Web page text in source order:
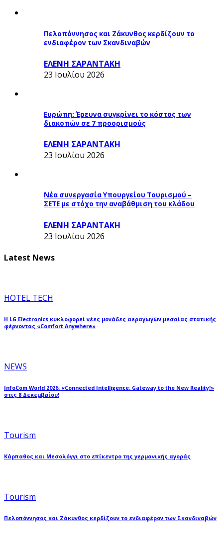
Πελοπόννησος και Ζάκυνθος κερδίζουν το
ενδιαφέρον των Σκανδιναβών
ΕΛΕΝΗ ΣΑΡΑΝΤΑΚΗ
23 Ιουλίου 2026
Ευρώπη: Έρευνα συγκρίνει το κόστος των
διακοπών σε 7 προορισμούς
ΕΛΕΝΗ ΣΑΡΑΝΤΑΚΗ
23 Ιουλίου 2026
Νέα συνεργασία Υπουργείου Τουρισμού –
ΣΕΤΕ με στόχο την αναβάθμιση του κλάδου
ΕΛΕΝΗ ΣΑΡΑΝΤΑΚΗ
23 Ιουλίου 2026
Latest News
HOTEL TECH
Η LG Electronics κυκλοφορεί νέες μονάδες αεραγωγών μεσαίας στατικής
φέρνοντας «Comfort Anywhere»
NEWS
InfoCom World 2026: «Connected Intelligence: Gateway to the New Reality!»
στις 8 Δεκεμβρίου!
Tourism
Κάρπαθος και Μεσολόγγι στο επίκεντρο της γερμανικής αγοράς
Tourism
Πελοπόννησος και Ζάκυνθος κερδίζουν το ενδιαφέρον των Σκανδιναβών